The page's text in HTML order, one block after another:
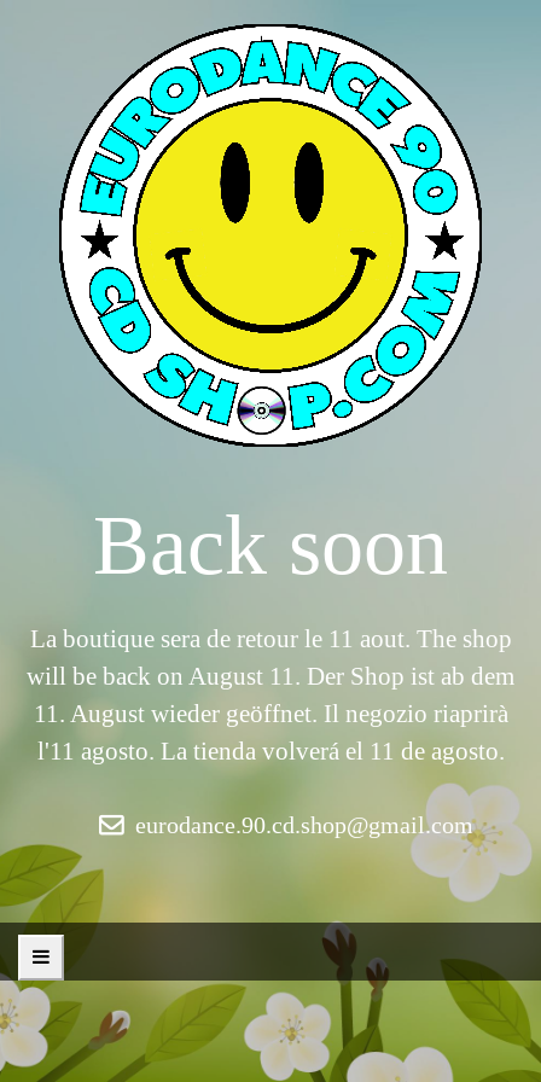
Back soon
La boutique sera de retour le 11 aout. The shop
will be back on August 11. Der Shop ist ab dem
11. August wieder geöffnet. Il negozio riaprirà
l'11 agosto. La tienda volverá el 11 de agosto.
eurodance.90.cd.shop@gmail.com